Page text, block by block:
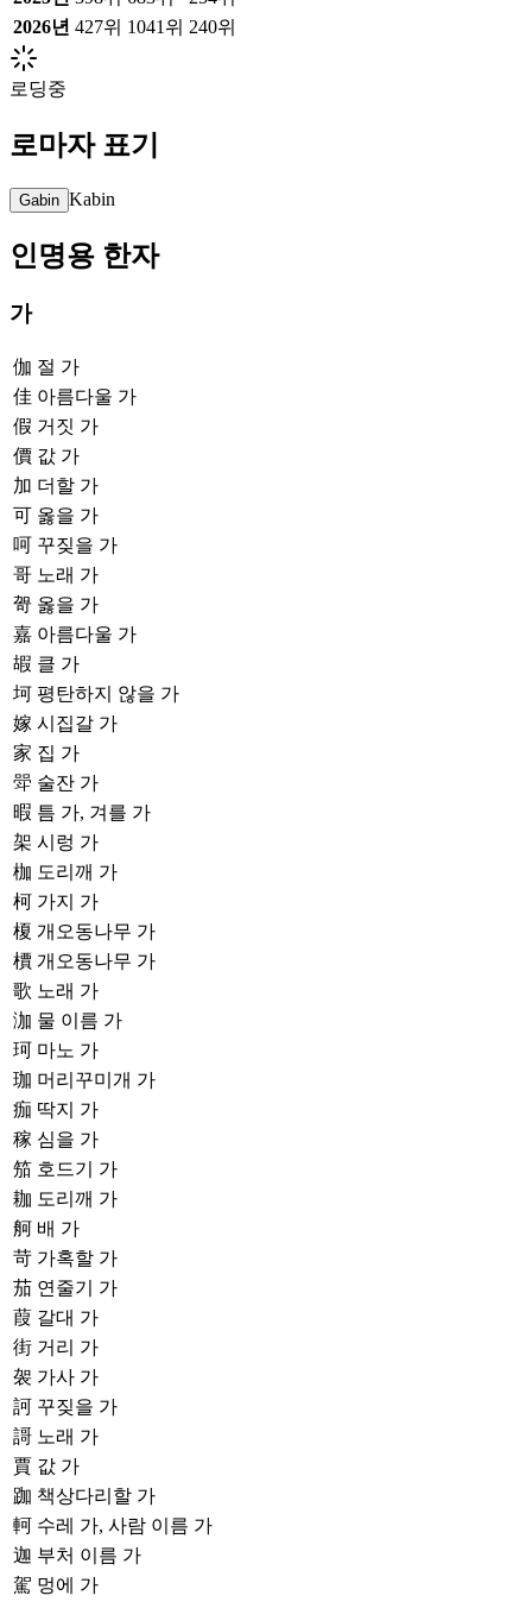
2026년 427위 1041위 240위
로딩중
로마자 표기
Gabin Kabin
인명용 한자
가
伽 절 가
佳 아름다울 가
假 거짓 가
價 값 가
加 더할 가
可 옳을 가
呵 꾸짖을 가
哥 노래 가
哿 옳을 가
嘉 아름다울 가
嘏 클 가
坷 평탄하지 않을 가
嫁 시집갈 가
家 집 가
斝 술잔 가
暇 틈 가, 겨를 가
架 시렁 가
枷 도리깨 가
柯 가지 가
榎 개오동나무 가
檟 개오동나무 가
歌 노래 가
泇 물 이름 가
珂 마노 가
珈 머리꾸미개 가
痂 딱지 가
稼 심을 가
笳 호드기 가
耞 도리깨 가
舸 배 가
苛 가혹할 가
茄 연줄기 가
葭 갈대 가
街 거리 가
袈 가사 가
訶 꾸짖을 가
謌 노래 가
賈 값 가
跏 책상다리할 가
軻 수레 가, 사람 이름 가
迦 부처 이름 가
駕 멍에 가